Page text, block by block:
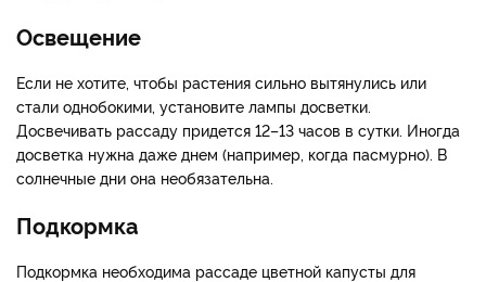
Освещение
Если не хотите, чтобы растения сильно вытянулись или
стали однобокими, установите лампы досветки.
Досвечивать рассаду придется 12–13 часов в сутки. Иногда
досветка нужна даже днем (например, когда пасмурно). В
солнечные дни она необязательна.
Подкормка
Подкормка необходима рассаде цветной капусты для